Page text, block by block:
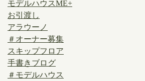
モデルハウスME+
お引渡し
アラウーノ
＃オーナー募集
スキップフロア
手書きブログ
＃モデルハウス